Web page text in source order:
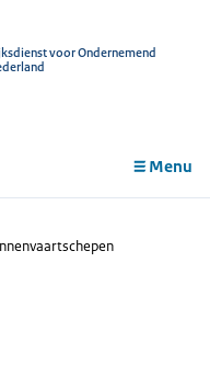
voor Ondernemend
Menu